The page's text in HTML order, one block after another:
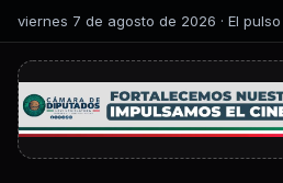
viernes 7 de agosto de 2026 · El